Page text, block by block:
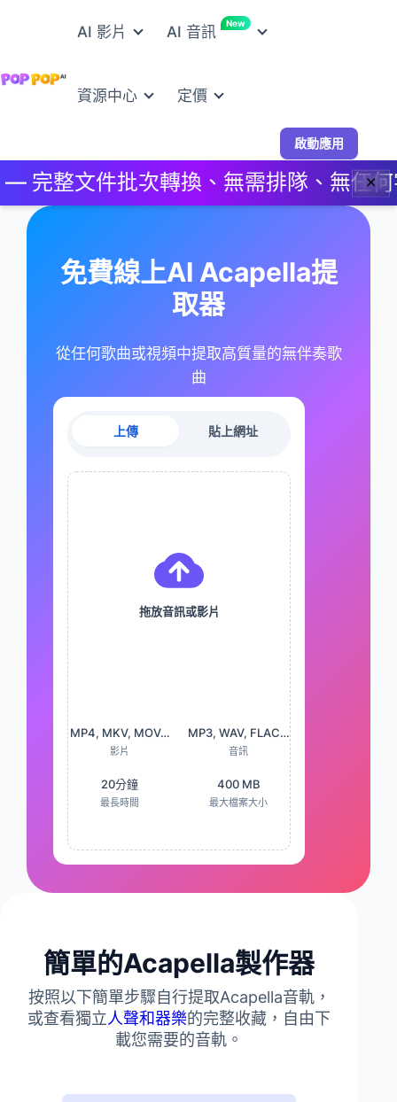
AI 影片 AI 音訊 New
資源中心 定價
啟動應用
文件批次轉換、無需排隊、無任何字
✕
免費線上AI Acapella提
取器
從任何歌曲或視頻中提取高質量的無伴奏歌
曲
上傳 貼上網址
拖放音訊或影片
MP4, MKV, MOV…
影片
MP3, WAV, FLAC…
音訊
20分鐘
最長時間
400 MB
最大檔案大小
簡單的Acapella製作器
按照以下簡單步驟自行提取Acapella音軌，
或查看獨立人聲和器樂的完整收藏，自由下
載您需要的音軌。